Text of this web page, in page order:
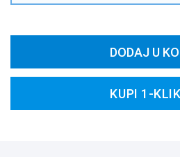
DODAJ U
KUPI 1-